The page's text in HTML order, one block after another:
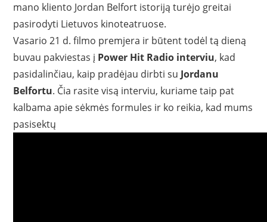
mano kliento Jordan Belfort istoriją turėjo greitai
pasirodyti Lietuvos kinoteatruose.
Vasario 21 d. filmo premjera ir būtent todėl tą dieną
buvau pakviestas į Power Hit Radio interviu, kad
pasidalinčiau, kaip pradėjau dirbti su Jordanu
Belfortu. Čia rasite visą interviu, kuriame taip pat
kalbama apie sėkmės formules ir ko reikia, kad mums
pasisektų